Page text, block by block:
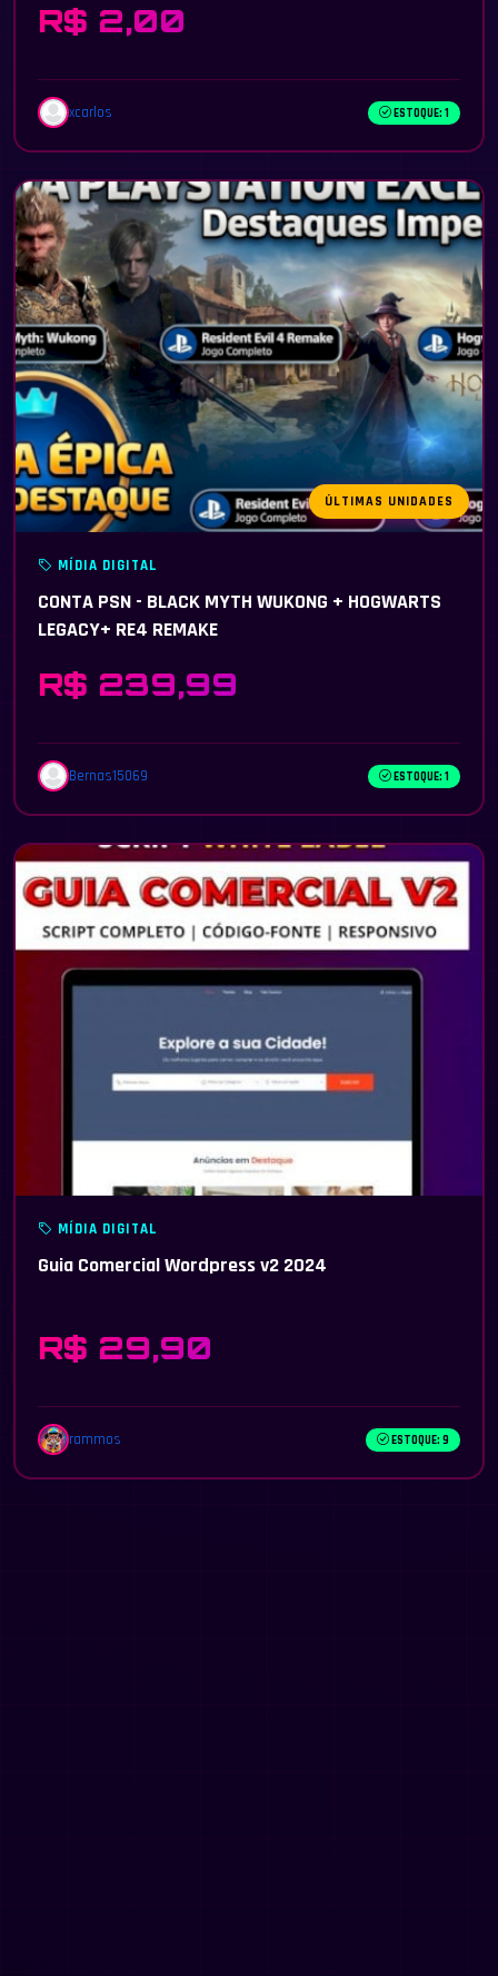
R$ 2,00
xcarlos ESTOQUE: 1
ÚLTIMAS UNIDADES
MÍDIA DIGITAL
CONTA PSN - BLACK MYTH WUKONG + HOGWARTS
LEGACY+ RE4 REMAKE
R$ 239,99
Bernas15069 ESTOQUE: 1
MÍDIA DIGITAL
Guia Comercial Wordpress v2 2024
R$ 29,90
rammos ESTOQUE: 9